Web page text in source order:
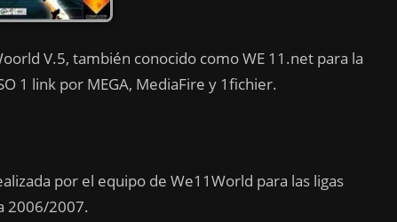
V.5, también conocido como WE 11.net para la
1 link por MEGA, MediaFire y 1fichier.
por el equipo de We11World para las ligas
2006/2007.